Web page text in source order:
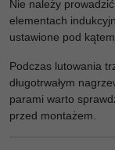
Nie należy
elementach
ustawione pod
Podczas lutowania
długotrwałym
parami warto
przed montażem.